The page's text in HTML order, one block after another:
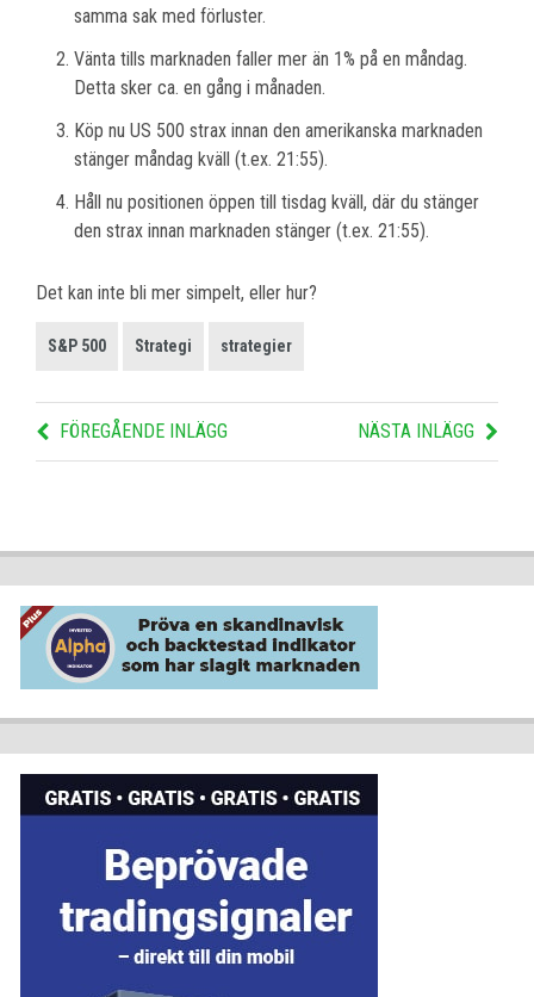
samma sak med förluster.
Vänta tills marknaden faller mer än 1% på en måndag.
Detta sker ca. en gång i månaden.
Köp nu US 500 strax innan den amerikanska marknaden
stänger måndag kväll (t.ex. 21:55).
Håll nu positionen öppen till tisdag kväll, där du stänger
den strax innan marknaden stänger (t.ex. 21:55).
Det kan inte bli mer simpelt, eller hur?
S&P 500 Strategi strategier
FÖREGÅENDE INLÄGG NÄSTA INLÄGG